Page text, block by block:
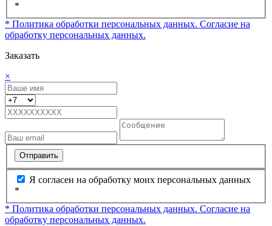
*
* Политика обработки персональных данных. Согласие на
обработку персональных данных.
Заказать
×
Отправить
Я согласен на обработку моих персональных данных
*
* Политика обработки персональных данных. Согласие на
обработку персональных данных.